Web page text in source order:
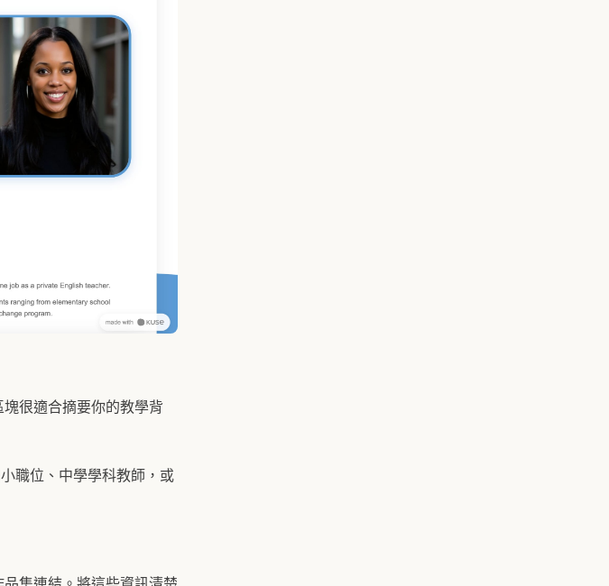
很適合摘要你的教學背
職位、中學學科教師，或